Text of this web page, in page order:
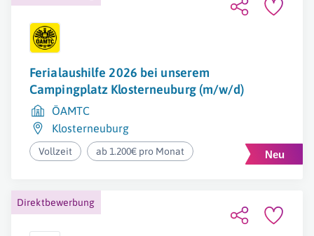
Ferialaushilfe 2026 bei unserem
Campingplatz Klosterneuburg (m/w/d)
ÖAMTC
Klosterneuburg
Vollzeit ab 1.200€ pro Monat
Direktbewerbung